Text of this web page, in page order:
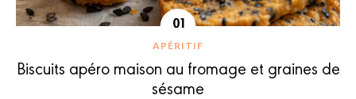
APÉRITIF
Biscuits apéro maison au fromage et graines de
sésame